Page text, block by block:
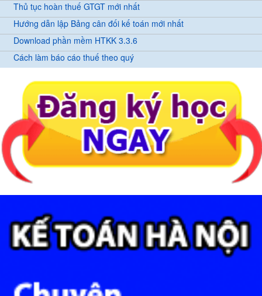
Thủ tục hoàn thuế GTGT mới nhất
Hướng dẫn lập Bảng cân đối kế toán mới nhất
Download phần mềm HTKK 3.3.6
Cách làm báo cáo thuế theo quý